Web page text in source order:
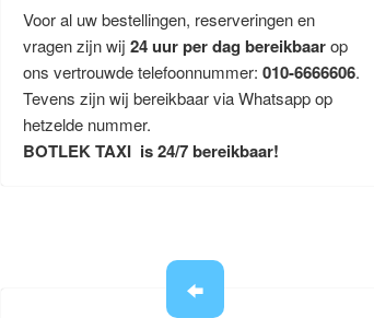
Voor al uw bestellingen, reserveringen en
vragen zijn wij 24 uur per dag bereikbaarop
ons vertrouwde telefoonnummer: 010-6666606.
Tevens zijn wij bereikbaar via Whatsapp op
hetzelde nummer.
BOTLEK TAXI is 24/7 bereikbaar!